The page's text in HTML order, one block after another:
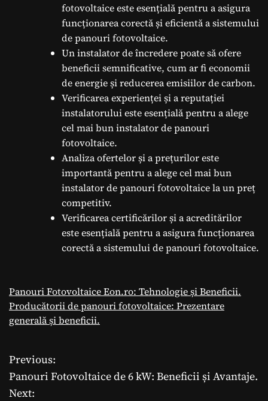
fotovoltaice este esențială pentru a asigura
funcționarea corectă și eficientă a sistemului
de panouri fotovoltaice.
Un instalator de încredere poate să ofere
beneficii semnificative, cum ar fi economii
de energie și reducerea emisiilor de carbon.
Verificarea experienței și a reputației
instalatorului este esențială pentru a alege
cel mai bun instalator de panouri
fotovoltaice.
Analiza ofertelor și a prețurilor este
importantă pentru a alege cel mai bun
instalator de panouri fotovoltaice la un preț
competitiv.
Verificarea certificărilor și a acreditărilor
este esențială pentru a asigura funcționarea
corectă a sistemului de panouri fotovoltaice.
Panouri Fotovoltaice Eon.ro: Tehnologie și Beneficii.
Producătorii de panouri fotovoltaice: Prezentare
generală și beneficii.
N
a
Previous:
Panouri Fotovoltaice de 6 kW: Beneficii și Avantaje.
Next: